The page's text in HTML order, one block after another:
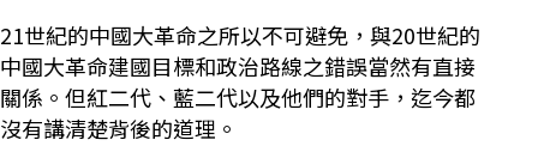
21世紀的中國大革命之所以不可避免，與20世紀的
中國大革命建國目標和政治路線之錯誤當然有直接
關係。但紅二代、藍二代以及他們的對手，迄今都
沒有講清楚背後的道理。